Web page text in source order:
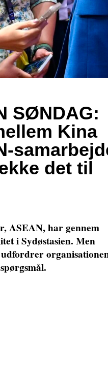
SØNDAG:
Kina
det til
ASEAN, har gennem
i Sydøstasien. Men